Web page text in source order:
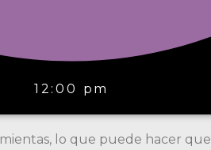
12:00 pm
lo que puede hacer